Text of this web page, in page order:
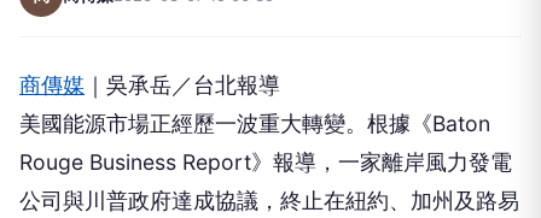
美國能源市場正經歷一波重大轉變。根據《Baton
Rouge Business Report》報導，一家離岸風力發電
公司與川普政府達成協議，終止在紐約、加州及路易
斯安那州的多項開發專案，並獲得 12 億美元的賠